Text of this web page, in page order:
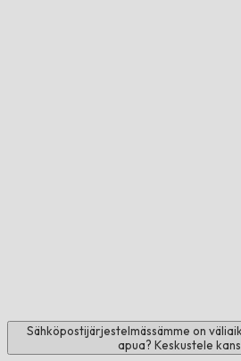
Sähköpostijärjestelmässämme on
apua? Keskustele